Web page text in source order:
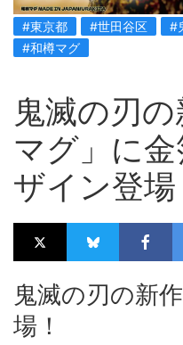
#東京都 #世田谷区 #
#和樽マグ
鬼滅の刃
マグ」に
ザイン登場
鬼滅の刃の新
場！